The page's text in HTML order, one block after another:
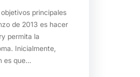
principales
de 2013 es hacer
permita la
Inicialmente,
es que…